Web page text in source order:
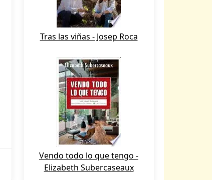
Tras las viñas - Josep Roca
Vendo todo lo que tengo -
Elizabeth Subercaseaux